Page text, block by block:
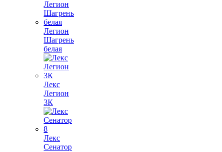
Легион
Шагрень
белая
Лекс
Легион
3К
Лекс
Сенатор